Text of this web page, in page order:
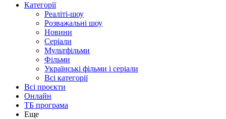
Категорії
Реаліті-шоу
Розважальні шоу
Новини
Серіали
Мультфільми
Фільми
Українські фільми і серіали
Всі категорії
Всі проєкти
Онлайн
ТБ програма
Еще